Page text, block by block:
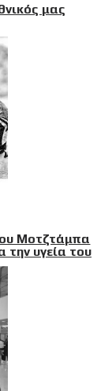
μας
Μοτζτάμπα
την υγεία του